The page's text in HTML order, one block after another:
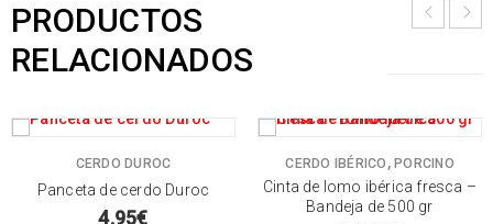
PRODUCTOS
RELACIONADOS
CERDO DUROC
Panceta de cerdo Duroc
4.95€
CERDO IBÉRICO , PORCINO
Cinta de lomo ibérica fresca –
Bandeja de 500 gr